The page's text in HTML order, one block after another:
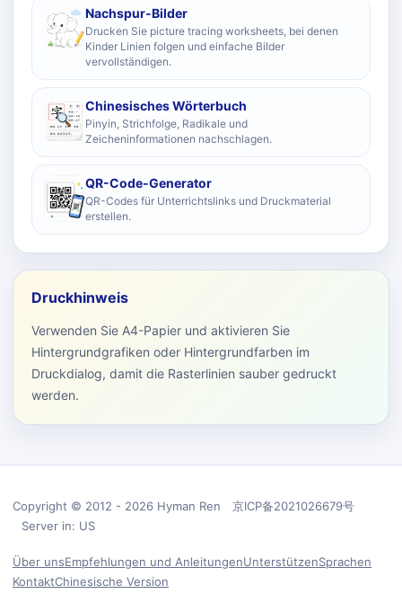
Nachspur-Bilder
Drucken Sie picture tracing worksheets, bei denen
Kinder Linien folgen und einfache Bilder
vervollständigen.
Chinesisches Wörterbuch
Pinyin, Strichfolge, Radikale und
Zeicheninformationen nachschlagen.
QR-Code-Generator
QR-Codes für Unterrichtslinks und Druckmaterial
erstellen.
Druckhinweis
Verwenden Sie A4-Papier und aktivieren Sie
Hintergrundgrafiken oder Hintergrundfarben im
Druckdialog, damit die Rasterlinien sauber gedruckt
werden.
Copyright © 2012 - 2026 Hyman Ren 京ICP备2021026679号
Server in: US
Über unsEmpfehlungen und AnleitungenUnterstützenSprachen
KontaktChinesische Version